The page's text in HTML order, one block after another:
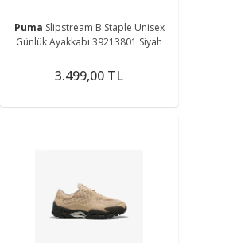
Puma Slipstream B Staple Unisex
Günlük Ayakkabı 39213801 Siyah
3.499,00 TL